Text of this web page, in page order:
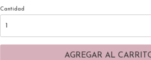
Cantidad
AGREGAR AL